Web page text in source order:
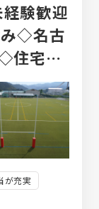
／岐阜県恵
駅]恵那駅
方／岐阜県
り駅]イオ
動丘1-35-1
UQスポッ
垣市外野2-
ショップ
田島町3-7-6
ーサ21 東
・auショッ
験歓迎
◇名古
住宅・
ム工業
が充実